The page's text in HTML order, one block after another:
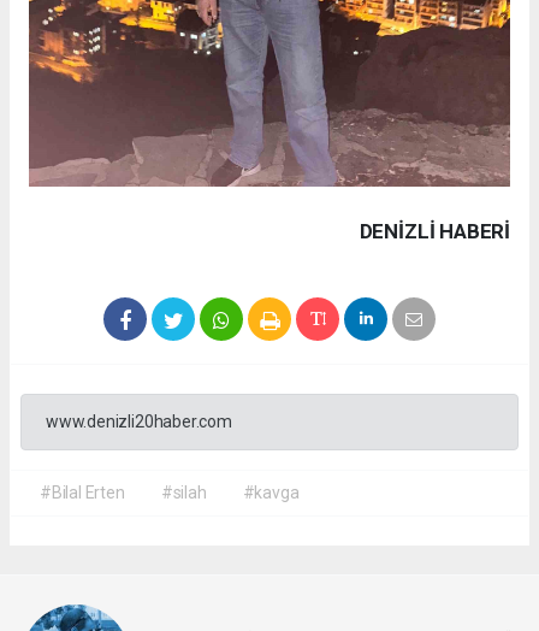
DENIZLI HABERİ
www.denizli20haber.com
#Bilal Erten #silah #kavga